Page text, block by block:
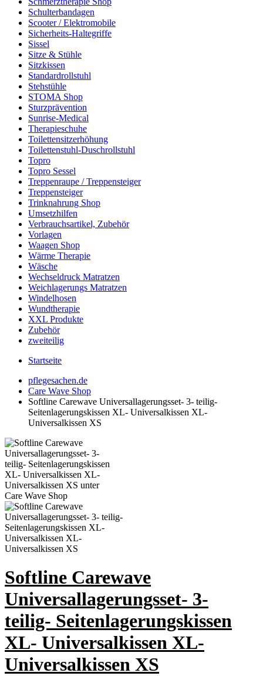
Schulterbandagen
Scooter / Elektromobile
Sicherheits-Haltegriffe
Sissel
Sitze & Stühle
Sitzkissen
Standardrollstuhl
Stehstühle
STOMA Shop
Sturzprävention
Sunrise-Medical
Therapieschuhe
Toilettensitzerhöhung
Toilettenstuhl-Duschrollstuhl
Topro
Topro Sessel
Treppenraupe / Treppensteiger
Treppensteiger
Trinknahrung Shop
Umsetzhilfen
Verbrauchsartikel, Zubehör
Vorlagen
Waagen Shop
Wärme Therapie
Wäsche
Wechseldruck Matratzen
Weichlagerungs Matratzen
Windelhosen
Wundtherapie
XXL Produkte
Zubehör
zweiteilig
Startseite
pflegesachen.de
Care Wave Shop
Softline Carewave Universallagerungsset- 3- teilig-
Seitenlagerungskissen XL- Universalkissen XL-
Universalkissen XS
Softline Carewave
Universallagerungsset- 3-
teilig- Seitenlagerungskissen
XL- Universalkissen XL-
Universalkissen XS